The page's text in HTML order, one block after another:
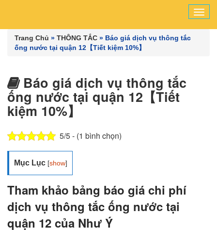
Trang Chủ » THÔNG TẮC » Báo giá dịch vụ thông tắc
ống nước tại quận 12【Tiết kiệm 10%】
Báo giá dịch vụ thông tắc
ống nước tại quận 12【Tiết
kiệm 10%】
5/5 - (1 bình chọn)
Mục Lục [show]
Tham khảo bảng báo giá chi phí
dịch vụ thông tắc ống nước tại
quận 12 của Như Ý